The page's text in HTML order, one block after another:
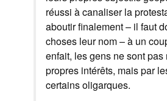
réussi à canaliser la
aboutir finalement – il faut
choses leur nom – à un
enfait, les gens ne sont pas
propres intérêts, mais par
certains oligarques.